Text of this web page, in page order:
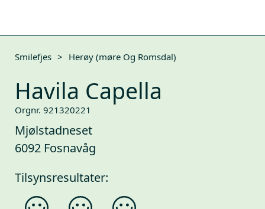
Smilefjes > Herøy (møre Og Romsdal)
Havila Capella
Orgnr. 921320221
Mjølstadneset
6092 Fosnavåg
Tilsynsresultater: